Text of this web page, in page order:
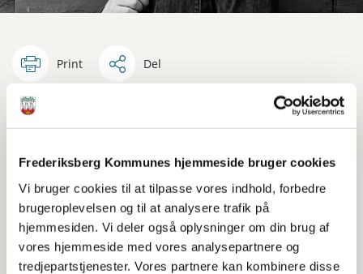
Frederiksberg Kommunes hjemmeside bruger cookies
Vi bruger cookies til at tilpasse vores indhold, forbedre
brugeroplevelsen og til at analysere trafik på
hjemmesiden. Vi deler også oplysninger om din brug af
vores hjemmeside med vores analysepartnere og
tredjepartstjenester. Vores partnere kan kombinere disse
Print Del
Esben Dalgaards livsbekræftende og hudløst ærlige
menneskers op- og nedture, specielt Esbens egen
Gennem hans fortælling får publikum både mulighed
for at grine og græde, samtidig med at de opdager
styrken i at håndtere livets udfordringer.